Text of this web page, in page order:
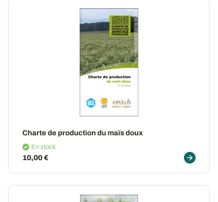
Charte de production du maïs doux
En stock
10,00 €